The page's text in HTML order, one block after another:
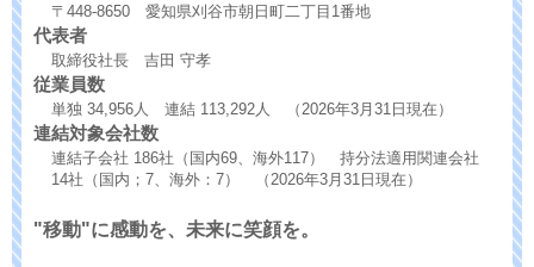
〒448-8650 愛知県刈谷市朝日町二丁目1番地
代表者
取締役社長 吉田 守孝
従業員数
単独 34,956人 連結 113,292人 （2026年3月31日現在）
連結対象会社数
連結子会社 186社（国内69、海外117） 持分法適用関連会社
14社（国内；7、海外：7） （2026年3月31日現在）
"移動"に感動を、未来に笑顔を。